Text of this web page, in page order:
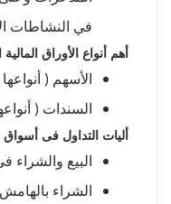
في النشاطات
أهم أنواع الأوراق
الأسهم (
السندات (
أليات التداول فى
البيع والشراء
الشراء